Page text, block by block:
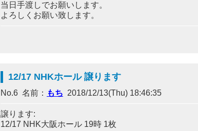
当日手渡しでお願いします。
よろしくお願い致します。
12/17 NHKホール 譲ります
No.6 名前： もち 2018/12/13(Thu) 18:46:35
譲ります:
12/17 NHK大阪ホール 19時 1枚